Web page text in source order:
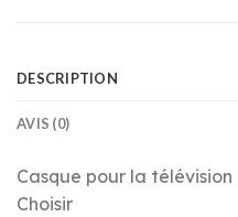
DESCRIPTION
AVIS (0)
Casque pour la télévision
Choisir